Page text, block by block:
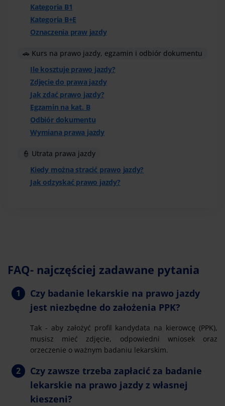
Kategoria B1
Kategoria B+E
Oznaczenia praw jazdy
🚗 Kurs na prawo jazdy, egzamin i odbiór dokumentu
Ile kosztuje prawo jazdy?
Zdjęcie do prawa jazdy
Jak zdać prawo jazdy?
Egzamin na kat. B
Odbiór dokumentu
Wymiana prawa jazdy
👮 Utrata prawa jazdy
Kiedy można stracić prawo jazdy?
Jak odzyskać prawo jazdy?
FAQ- najczęściej zadawane pytania
Czy badanie lekarskie na prawo jazdy
jest niezbędne do założenia PPK?
Tak - aby założyć profil kandydata na kierowcę (PPK),
musisz mieć zdjęcie, odpowiedni wniosek oraz
orzeczenie o ważnym badaniu lekarskim.
Czy zawsze trzeba zapłacić za badanie
lekarskie na prawo jazdy z własnej
kieszeni?